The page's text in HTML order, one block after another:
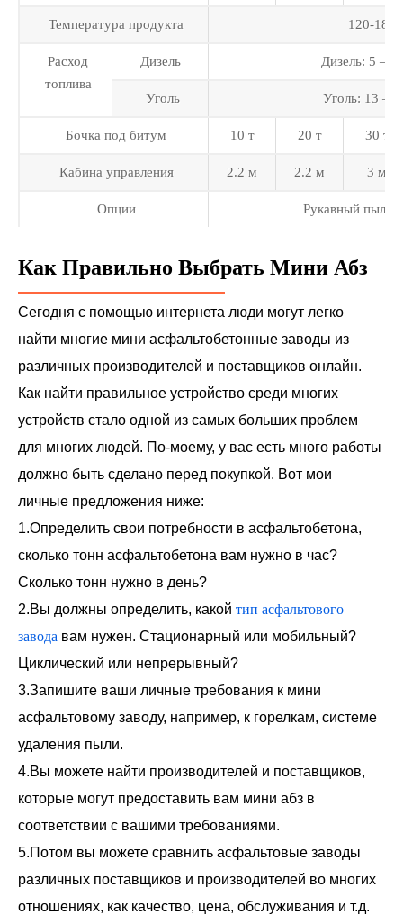
Температура продукта 120-
Расход
топлива
Дизель Дизель: 5 —
Уголь Уголь: 13 —
Бочка под битум 10 т 20 т 30 т
Кабина управления 2.2 м 2.2 м 3 м
Опции Рукавный
Как Правильно Выбрать Мини Абз
Сегодня с помощью интернета люди могут легко
найти многие мини асфальтобетонные заводы из
различных производителей и поставщиков онлайн.
Как найти правильное устройство среди многих
устройств стало одной из самых больших проблем
для многих людей. По-моему, у вас есть много работы
должно быть сделано перед покупкой. Вот мои
личные предложения ниже:
1.Определить свои потребности в асфальтобетона,
сколько тонн асфальтобетона вам нужно в час?
Сколько тонн нужно в день?
2.Вы должны определить, какой тип асфальтового
завода вам нужен. Стационарный или мобильный?
Циклический или непрерывный?
3.Запишите ваши личные требования к мини
асфальтовому заводу, например, к горелкам, системе
удаления пыли.
4.Вы можете найти производителей и поставщиков,
которые могут предоставить вам мини абз в
соответствии с вашими требованиями.
5.Потом вы можете сравнить асфальтовые заводы
различных поставщиков и производителей во многих
отношениях, как качество, цена, обслуживания и т.д.